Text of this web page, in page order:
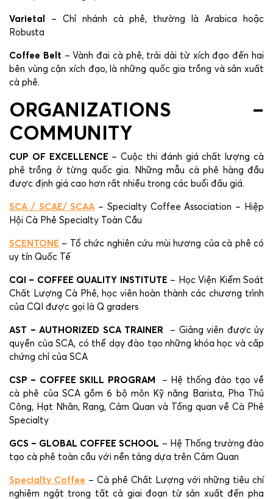
Varietal
– Chỉ nhánh cà phê, thường là Arabica hoặc
Robusta
Coffee Belt – Vành đai cà phê, trải dài từ xích đạo đến hai
bên vùng cận xích đạo, là những quốc gia trồng và sản xuất
cà phê.
ORGANIZATIONS –
COMMUNITY
CUP OF EXCELLENCE – Cuộc thi đánh giá chất lượng cà
phê trồng ở từng quốc gia. Những mẫu cà phê hàng đầu
được định giá cao hơn rất nhiều trong các buổi đấu giá.
SCA / SCAE/ SCAA – Specialty Coffee Association – Hiệp
Hội Cà Phê Specialty Toàn Cầu
SCENTONE – Tổ chức nghiên cứu mùi hương của cà phê có
uy tín Quốc Tế
CQI – COFFEE QUALITY INSTITUTE – Học Viện Kiểm Soát
Chất Lượng Cà Phê, học viên hoàn thành các chương trình
của CQI được gọi là Q graders
AST – AUTHORIZED SCA TRAINER – Giảng viên được ủy
quyền của SCA, có thể dạy đào tạo những khóa học và cấp
chứng chỉ của SCA
CSP – COFFEE SKILL PROGRAM
– Hệ thống đào tạo về
cà phê của SCA gồm 6 bộ môn Kỹ năng Barista, Pha Thủ
Công, Hạt Nhân, Rang, Cảm Quan và Tổng quan về Cà Phê
Specialty
GCS – GLOBAL COFFEE SCHOOL – Hệ Thống trường đào
tạo cà phê toàn cầu với nền tảng dựa trên Cảm Quan
Specialty Coffee – Cà phê Chất Lượng với những tiêu chí
nghiêm ngặt trong tất cả giai đoạn từ sản xuất đến pha